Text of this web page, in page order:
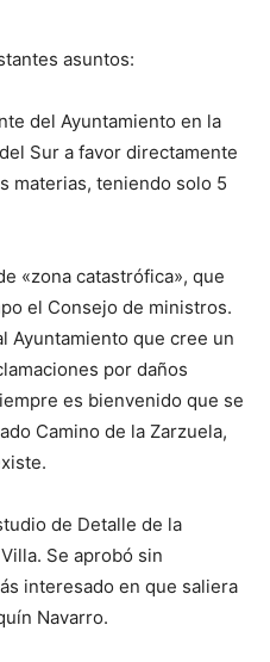
asuntos:
del Ayuntamiento en la
Sur a favor directamente
materias, teniendo solo 5
«zona catastrófica», que
el Consejo de ministros.
Ayuntamiento que cree un
por daños
es bienvenido que se
Camino de la Zarzuela,
de Detalle de la
Se aprobó sin
interesado en que saliera
Navarro.